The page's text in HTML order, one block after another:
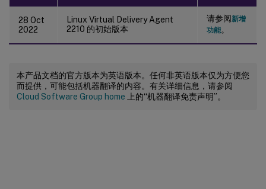
28 Oct
2022
Linux Virtual Delivery Agent
2210 的初始版本
请参阅新增
功能。
本产品文档的官方版本为英语版本。任何非英语版本仅为方便您
而提供，可能包括机器翻译的内容。有关详细信息，请参阅
Cloud Software Group home 上的“机器翻译免责声明”。